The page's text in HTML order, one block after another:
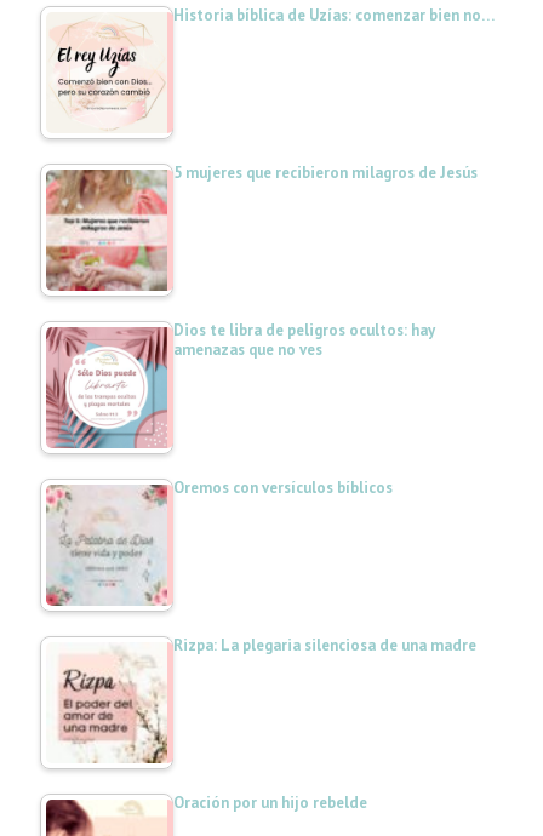
Historia bíblica de Uzías: comenzar bien no…
5 mujeres que recibieron milagros de Jesús
Dios te libra de peligros ocultos: hay
amenazas que no ves
Oremos con versículos bíblicos
Rizpa: La plegaria silenciosa de una madre
Oración por un hijo rebelde